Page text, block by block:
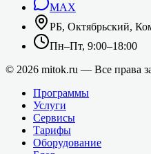
MAX
РБ, Октябрьский,
Пн–Пт, 9:00–18:00
© 2026 mitok.ru — Все права
Программы
Услуги
Сервисы
Тарифы
Оборудование